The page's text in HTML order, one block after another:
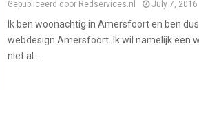
Gepubliceerd door Redservices.nl July 7, 2016
Ik ben woonachtig in Amersfoort en ben
webdesign Amersfoort. Ik wil namelijk een
niet al...